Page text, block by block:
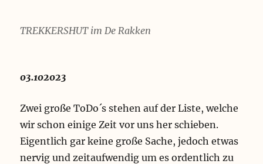
TREKKERSHUT im De Rakken
03.102023
Zwei große ToDo´s stehen auf der Liste, welche
wir schon einige Zeit vor uns her schieben.
Eigentlich gar keine große Sache, jedoch etwas
nervig und zeitaufwendig um es ordentlich zu